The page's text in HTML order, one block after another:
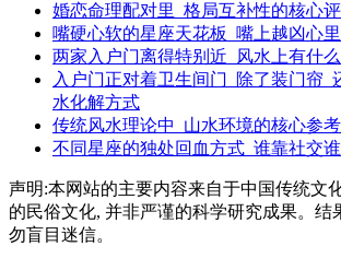
婚恋命理配对里_格局互补性的核心
嘴硬心软的星座天花板_嘴上越凶心
两家入户门离得特别近_风水上有什
入户门正对着卫生间门_除了装门帘_
水化解方式
传统风水理论中_山水环境的核心参
不同星座的独处回血方式_谁靠社交
声明:本网站的主要内容来自于中国传统文
的民俗文化, 并非严谨的科学研究成果。结
勿盲目迷信。